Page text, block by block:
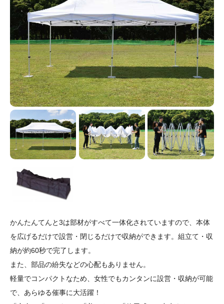
かんたんてんと3は部材がすべて一体化されていますので、本体
を広げるだけで設営・閉じるだけで収納ができます。組立て・収
納が約60秒で完了します。
また、部品の紛失などの心配もありません。
軽量でコンパクトなため、女性でもカンタンに設営・収納が可能
で、あらゆる催事に大活躍！